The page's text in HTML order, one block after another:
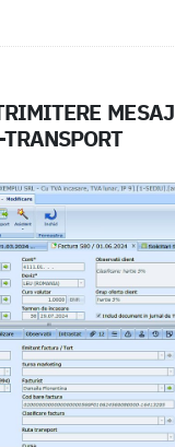
MESAJ